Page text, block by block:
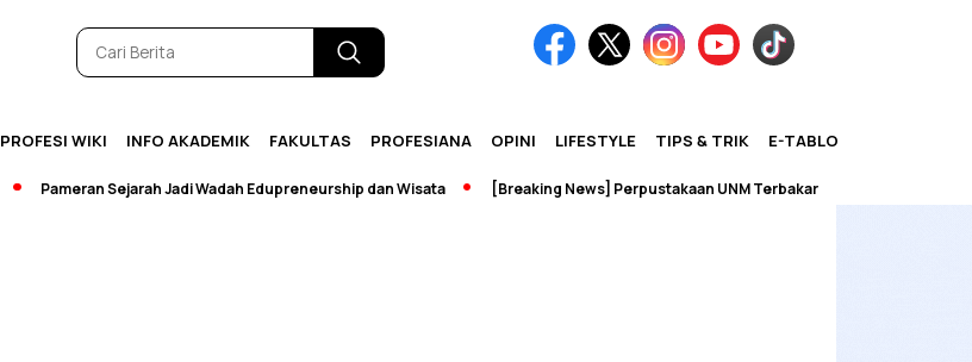
PROFESI WIKI INFO AKADEMIK FAKULTAS PROFESIANA OPINI LIFESTYLE TIPS & TRIK E-TABLOID
Pameran Sejarah Jadi Wadah Edupreneurship dan Wisata [Breaking News] Perpustakaan UNM Terbakar